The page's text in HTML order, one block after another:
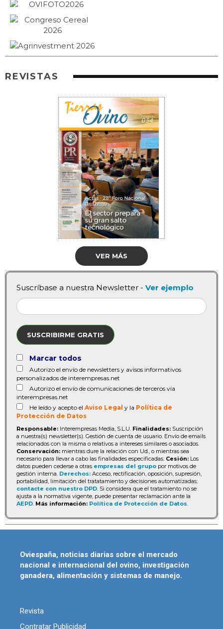
REVISTAS
VER MÁS
Suscríbase a nuestra Newsletter - Ver ejemplo
SUSCRIBIRME GRATIS
Marcar todos
Autorizo el envío de newsletters y avisos informativos
personalizados de interempresas.net
Autorizo el envío de comunicaciones de terceros vía
interempresas.net
He leído y acepto el Aviso Legal y la Política de
Protección de Datos
Responsable: Interempresas Media, S.L.U. Finalidades: Suscripción
a nuestra(s) newsletter(s). Gestión de cuenta de usuario. Envío de emails
relacionados con la misma o relativos a intereses similares o asociados.
Conservación: mientras dure la relación con Ud., o mientras sea
necesario para llevar a cabo las finalidades especificadas. Cesión: Los
datos pueden cederse a otras empresas del grupo por motivos de
gestión interna. Derechos: Acceso, rectificación, oposición, supresión,
portabilidad, limitación del tratatamiento y decisiones automatizadas:
contacte con nuestro DPD . Si considera que el tratamiento no se
ajusta a la normativa vigente, puede presentar reclamación ante la
AEPD Más información: Política de Protección de Datos
Oviespaña, noticias diarias sobre el mercado
nacional e internacional del ovino, investigación
ganadera, alimentación y sistemas de manejo.
Revista
Contratar Publicidad